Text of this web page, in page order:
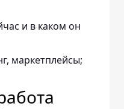
и в каком он
маркетплейсы;